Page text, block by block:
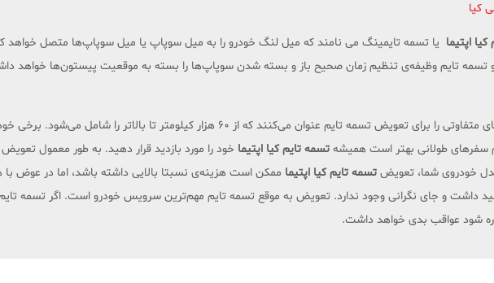
کیا
اپتیما یا تسمه تایمینگ می نامند که میل لنگ خودرو را به میل سوپاپ یا میل سوپاپ‌ها متصل
تایم وظیفه‌ی تنظیم زمان صحیح باز و بسته شدن سوپاپ‌ها را بسته به موقعیت پیستون‌ها خواهد
خودروسازان مختلف برای مدل‌های مختلف خودرو کیلومترهای متفاوتی را برای تعویض تسمه تایم عنوان می‌کنند که از ۶۰
سفرهای طولانی بهتر است همیشهتسمه تایم کیا اپتیما خود را مورد بازدید قرار دهید. به طور معمول
مدل خودروی شما، تعویضتسمه تایم کیا اپتیما ممکن است هزینه‌ی نسبتا بالایی داشته باشد، اما در عوض
داشت و جای نگرانی وجود ندارد. تعویض به موقع تسمه تایم مهم‌ترین سرویس خودرو است. اگر تسمه
شود عواقب بدی خواهد داشت.